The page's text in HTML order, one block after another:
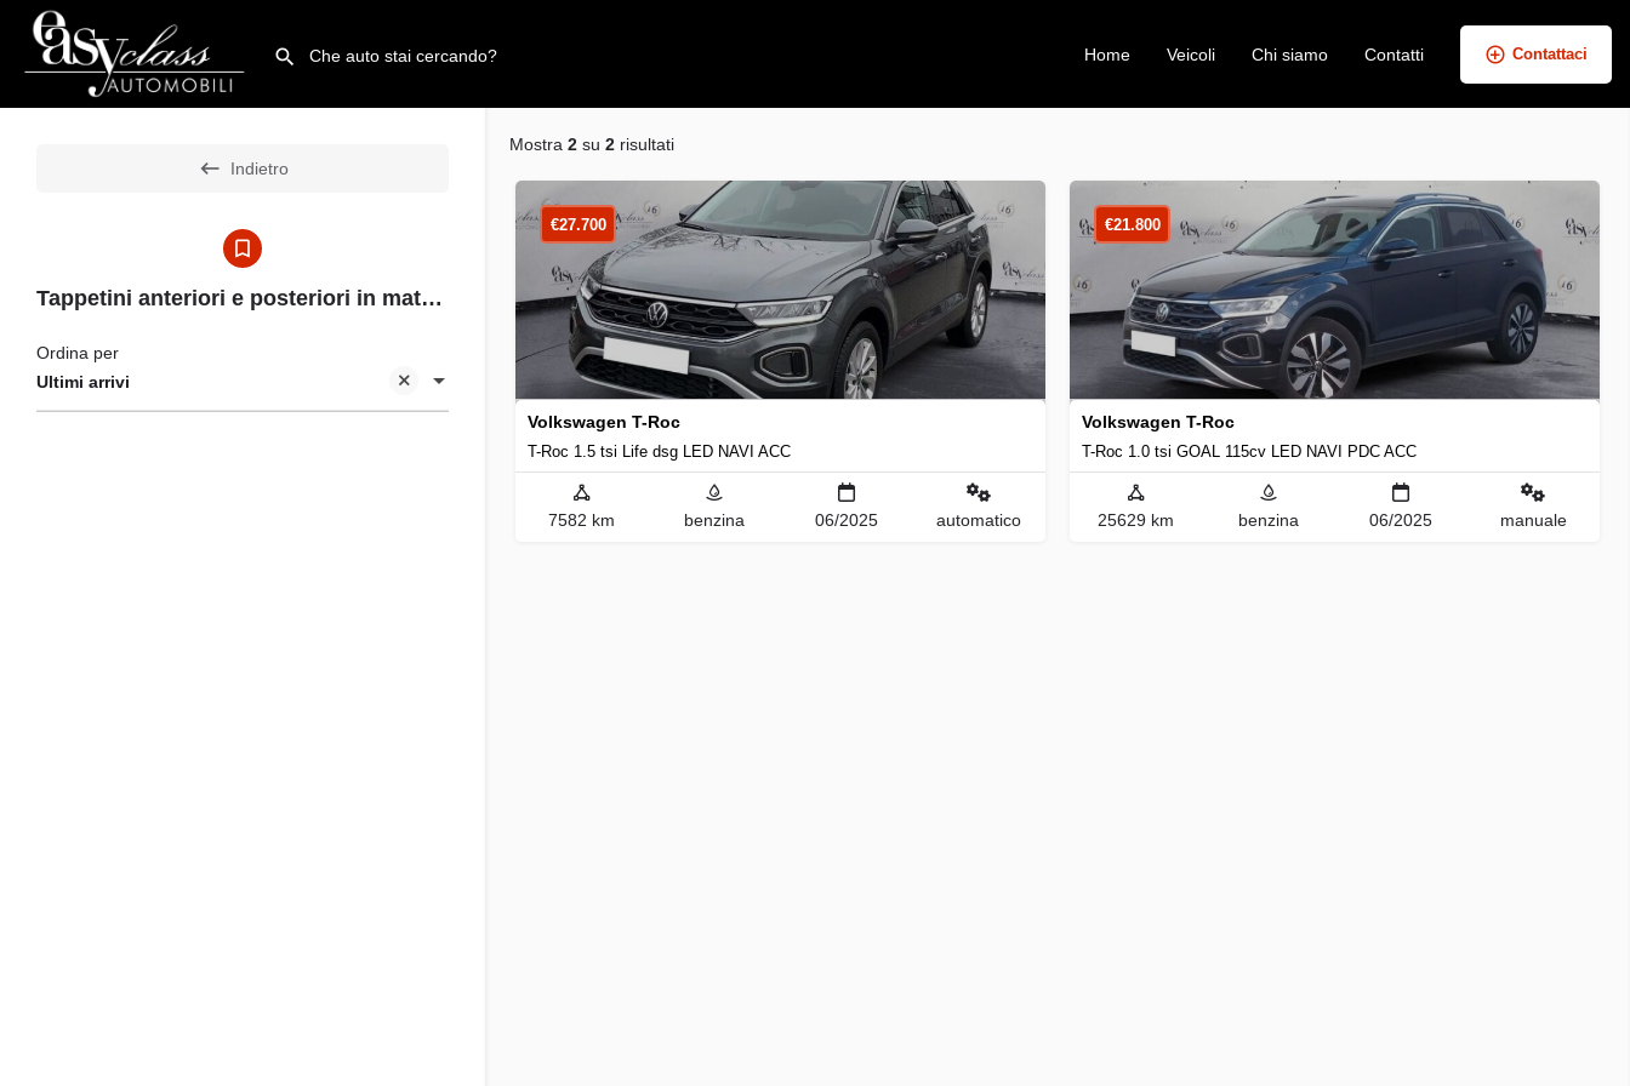
Home Veicoli Chi siamo Contatti Contattaci
Indietro
Tappetini anteriori e posteriori in materiale riciclato
Ultimi arrivi
Ordina per
Mostra 2 su 2 risultati
Volkswagen T-Roc
T-Roc 1.5 tsi Life dsg LED NAVI ACC
€27.700
7582 km benzina 06/2025 automatico
Volkswagen T-Roc
T-Roc 1.0 tsi GOAL 115cv LED NAVI PDC ACC
€21.800
25629 km benzina 06/2025 manuale
−